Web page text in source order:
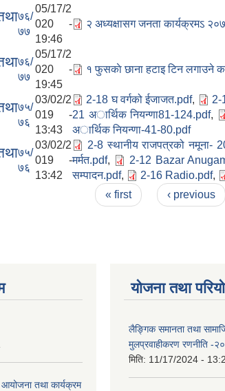
७६/
७७
05/17/2
020 -
19:46
२ अध्यक्षास‌ग जनता कार्यक्रमऽ
७६/
७७
05/17/2
020 -
19:45
१ फुसकाे छाना हटाइ टिन लगाउने
७५/
७६
03/02/2
019 -
13:43
2-18 घ वर्गको ईजाजत.pdf, 2-
21 अार्थिक नियन्णा81-124.pdf,
अार्थिक नियन्णा-41-80.pdf
७५/
७६
03/02/2
019 -
13:42
2-8 स्थानीय राजपत्रको नमूना-
मर्मत.pdf, 2-12 Bazar
सम्पादन.pdf, 2-16 Radio.pdf,
« first ‹ previous
तथा कार्यक्रम
योजना तथा
लैङ्गिक समानता तथा
मुलप्रवाहीकरण रणनीति -
मिति: 11/17/2024 -